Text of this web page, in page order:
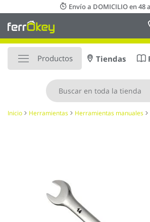
al
contenido
Envío a DOMICILIO en 48
Productos Tiendas
Inicio Herramientas Herramientas manuales